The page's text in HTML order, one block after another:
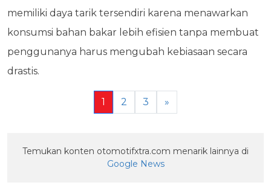
memiliki daya tarik tersendiri karena menawarkan
konsumsi bahan bakar lebih efisien tanpa membuat
penggunanya harus mengubah kebiasaan secara
drastis.
1 2 3 »
Temukan konten otomotifxtra.com menarik lainnya di
Google News